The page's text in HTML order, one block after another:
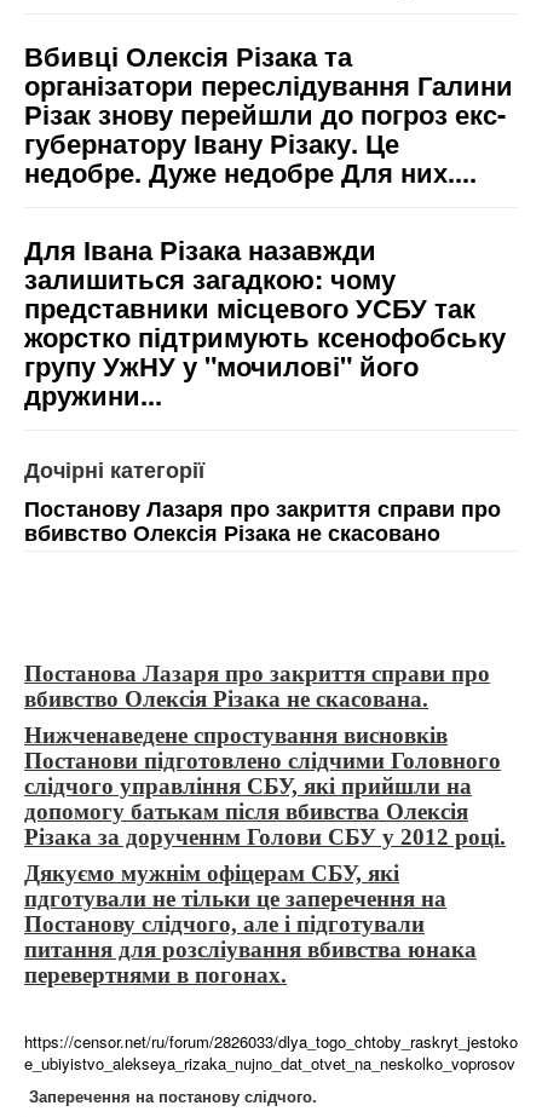
Вбивці Олексія Різака та
організатори переслідування Галини
Різак знову перейшли до погроз екс-
губернатору Івану Різаку. Це
недобре. Дуже недобре Для них....
Для Івана Різака назавжди
залишиться загадкою: чому
представники місцевого УСБУ так
жорстко підтримують ксенофобську
групу УжНУ у "мочилові" його
дружини...
Дочірні категорії
Постанову Лазаря про закриття справи про
вбивство Олексія Різака не скасованo
Постанова Лазаря про закриття справи про
вбивство Олексія Різака не скасована.
Нижченаведене спростування висновків
Постанови підготовлено слідчими Головного
слідчого управління СБУ, які прийшли на
допомогу батькам після вбивства Олексія
Різака за дорученнм Голови СБУ у 2012 році.
Дякуємо мужнім офіцерам СБУ, які
пдготували не тільки це заперечення на
Постанову слідчого, але і підготували
питання для розсліування вбивства юнака
перевертнями в погонах.
https://censor.net/ru/forum/2826033/dlya_togo_chtoby_raskryt_jestoko
e_ubiyistvo_alekseya_rizaka_nujno_dat_otvet_na_neskolko_voprosov
Заперечення на постанову слідчого.